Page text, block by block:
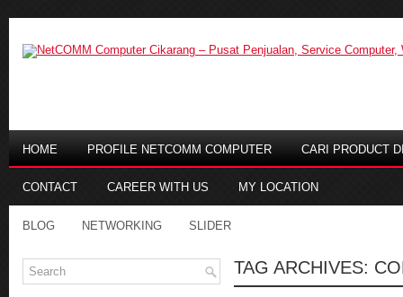
HOME PROFILE NETCOMM COMPUTER CARI PRODUCT
CONTACT CAREER WITH US MY LOCATION
BLOG NETWORKING SLIDER
TAG ARCHIVES: